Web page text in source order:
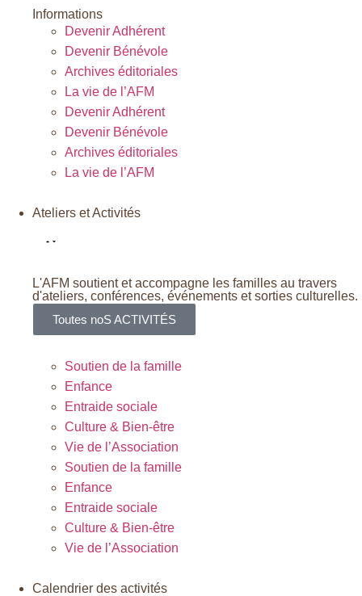
Informations
Devenir Adhérent
Devenir Bénévole
Archives éditoriales
La vie de l’AFM
Devenir Adhérent
Devenir Bénévole
Archives éditoriales
La vie de l’AFM
Ateliers et Activités
L'AFM soutient et accompagne les familles au travers
d'ateliers, conférences, événements et sorties culturelles.
Toutes noS ACTIVITÉS
Soutien de la famille
Enfance
Entraide sociale
Culture & Bien-être
Vie de l’Association
Soutien de la famille
Enfance
Entraide sociale
Culture & Bien-être
Vie de l’Association
Calendrier des activités